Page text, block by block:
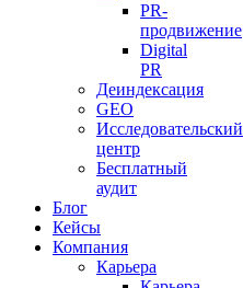
PR-
продвижение
Digital
PR
Деиндексация
GEO
Исследовательский
центр
Бесплатный
аудит
Блог
Кейсы
Компания
Карьера